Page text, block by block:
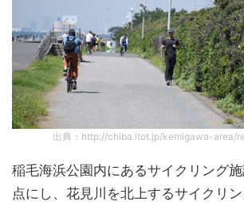
出典：http://chiba.itot.jp/kemigawa-area/
稲毛海浜公園内にあるサイクリング
点にし、花見川を北上するサイクリン